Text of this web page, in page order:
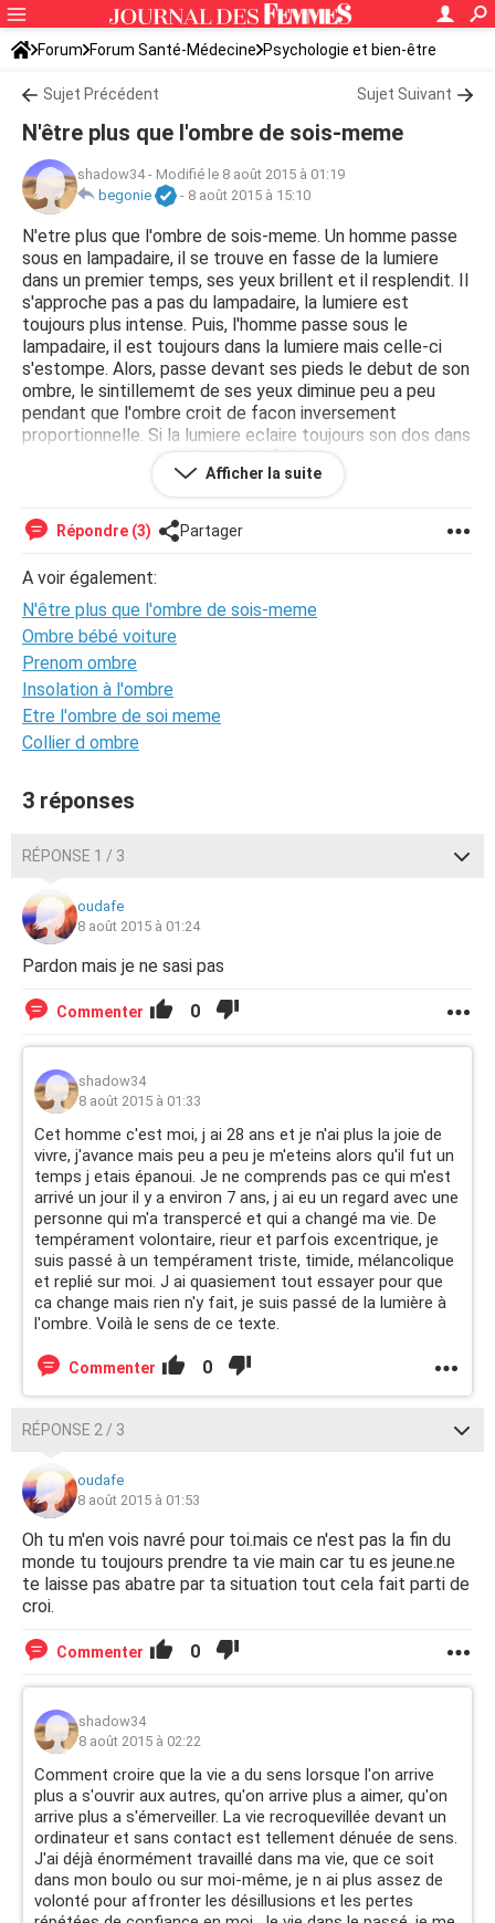
Forum Forum Santé-Médecine Psychologie et bien-être
Sujet Précédent Sujet Suivant
N'être plus que l'ombre de sois-meme
shadow34- Modifié le 8 août 2015 à 01:19
begonie
- 8 août 2015 à 15:10
N'etre plus que l'ombre de sois-meme. Un homme passe
sous en lampadaire, il se trouve en fasse de la lumiere
dans un premier temps, ses yeux brillent et il resplendit. Il
s'approche pas a pas du lampadaire, la lumiere est
toujours plus intense. Puis, l'homme passe sous le
lampadaire, il est toujours dans la lumiere mais celle-ci
s'estompe. Alors, passe devant ses pieds le debut de son
ombre, le sintillememt de ses yeux diminue peu a peu
pendant que l'ombre croit de facon inversement
proportionnelle. Si la lumiere eclaire toujours son dos dans
un premier temps, son intensité faibli et l'ombre s'allonge,
s'allonge et s'allonge encore pour ne bientot former plus
n'est plus que l'ombre de lui-meme car meme s'il aimerait
de toutes ses forces pouvoir repasser devant le
lampadaire, celui-ci s'eloigne de plus en plus au fur et a
mesure que le temps s'ecoule. Il a beau y mettre toute
son energie, son coeur et sa force dans le combat, ses
efforts sont vain et les tenebres gagnent finalement.
Afficher la suite
Répondre (3) Partager
A voir également:
N'être plus que l'ombre de sois-meme
Ombre bébé voiture
Prenom ombre
Insolation à l'ombre
Etre l'ombre de soi meme
Collier d ombre
3 réponses
RÉPONSE 1 / 3
oudafe
8 août 2015 à 01:24
Pardon mais je ne sasi pas
Commenter 0
shadow34
8 août 2015 à 01:33
Cet homme c'est moi, j ai 28 ans et je n'ai plus la joie de
vivre, j'avance mais peu a peu je m'eteins alors qu'il fut un
temps j etais épanoui. Je ne comprends pas ce qui m'est
arrivé un jour il y a environ 7 ans, j ai eu un regard avec une
personne qui m'a transpercé et qui a changé ma vie. De
tempérament volontaire, rieur et parfois excentrique, je
suis passé à un tempérament triste, timide, mélancolique
et replié sur moi. J ai quasiement tout essayer pour que
ca change mais rien n'y fait, je suis passé de la lumière à
l'ombre. Voilà le sens de ce texte.
Commenter 0
RÉPONSE 2 / 3
oudafe
8 août 2015 à 01:53
Oh tu m'en vois navré pour toi.mais ce n'est pas la fin du
monde tu toujours prendre ta vie main car tu es jeune.ne
te laisse pas abatre par ta situation tout cela fait parti de
croi.
Commenter 0
shadow34
8 août 2015 à 02:22
Comment croire que la vie a du sens lorsque l'on arrive
plus a s'ouvrir aux autres, qu'on arrive plus a aimer, qu'on
arrive plus a s'émerveiller. La vie recroquevillée devant un
ordinateur et sans contact est tellement dénuée de sens.
J'ai déjà énormément travaillé dans ma vie, que ce soit
dans mon boulo ou sur moi-même, je n ai plus assez de
volonté pour affronter les désillusions et les pertes